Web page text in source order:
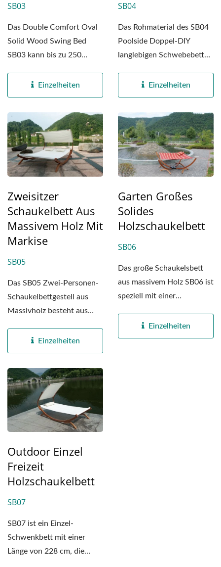
SB03
Das Double Comfort Oval
Solid Wood Swing Bed
SB03 kann bis zu 250
Pfund)...
Einzelheiten
SB04
Das Rohmaterial des SB04
Poolside Doppel-DIY
langlebigen Schwebebettes
Einzelheiten
Zweisitzer
Schaukelbett Aus
Massivem Holz Mit
Markise
SB05
Das SB05 Zwei-Personen-
Schaukelbettgestell aus
Massivholz besteht aus
Einzelheiten
Garten Großes
Solides
Holzschaukelbett
SB06
Das große Schaukelsbett
aus massivem Holz SB06 ist
speziell mit einer
Unterseite...Einzelheiten
Outdoor Einzel
Freizeit
Holzschaukelbett
SB07
SB07 ist ein Einzel-
Schwenkbett mit einer
Länge von 228 cm, die